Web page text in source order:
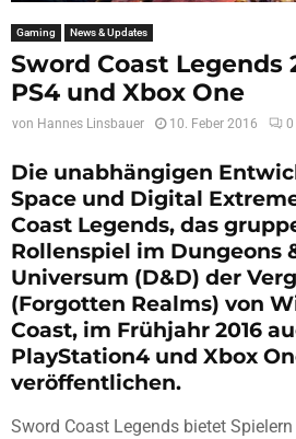
Gaming News & Updates
Sword Coast Legends
PS4 und Xbox One
von Hannes Linsbauer 10. Feber 2016 0
Die unabhängigen
Space und Digital
Coast Legends, das
Rollenspiel im Dungeons
Universum (D&D) der
(Forgotten Realms) von
Coast, im Frühjahr 2016
PlayStation4 und Xbox
veröffentlichen.
Sword Coast Legends bietet